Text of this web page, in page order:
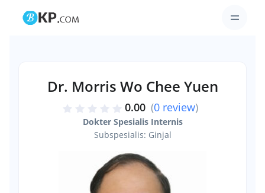
Dr. Morris Wo Chee Yuen
0.00 (0 review)
Dokter Spesialis Internis
Subspesialis: Ginjal